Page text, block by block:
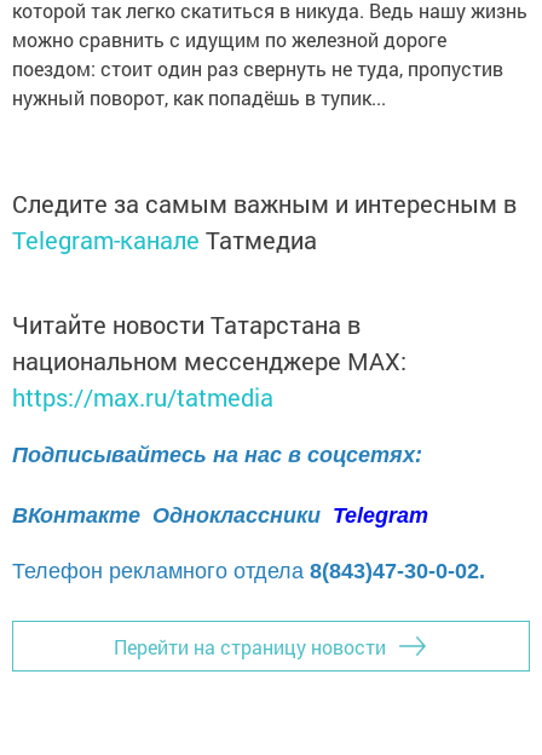
которой так легко скатиться в никуда. Ведь нашу жизнь
можно сравнить с идущим по железной дороге
поездом: стоит один раз свернуть не туда, пропустив
нужный поворот, как попадёшь в тупик...
Следите за самым важным и интересным в
Telegram-канале Татмедиа
Читайте новости Татарстана в
национальном мессенджере MАХ:
https://max.ru/tatmedia
Подписывайтесь на нас в соцсетях:
ВКонтакте Одноклассники Telegram
Телефон рекламного отдела 8(843)47-30-0-02.
Перейти на страницу новости